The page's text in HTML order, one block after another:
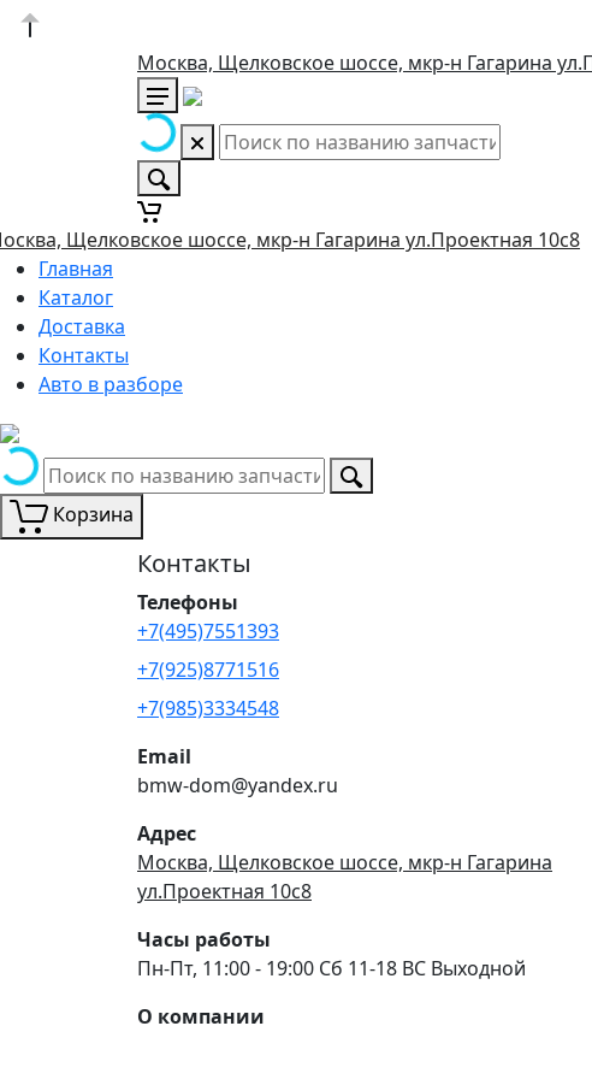
Москва, Щелковское шоссе, мкр-н Гагарина
Щелковское шоссе, мкр-н Гагарина ул.Проектная 10с8
Главная
Каталог
Доставка
Контакты
Авто в разборе
Корзина
Контакты
Телефоны
+7(495)7551393
+7(925)8771516
+7(985)3334548
Email
bmw-dom@yandex.ru
Адрес
Москва, Щелковское шоссе, мкр-н Гагарина
ул.Проектная 10с8
Часы работы
Пн-Пт, 11:00 - 19:00 Сб 11-18 ВС Выходной
О компании